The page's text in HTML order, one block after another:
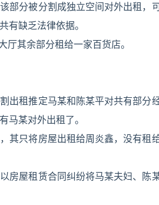
部分被分割成独立空间对外出租，
有缺乏法律依据。
其余部分租给一家百货店。
出租推定马某和陈某平对共有部分
马某对外出租了。
其只将房屋出租给周炎鑫，没有租
房屋租赁合同纠纷将马某夫妇、陈